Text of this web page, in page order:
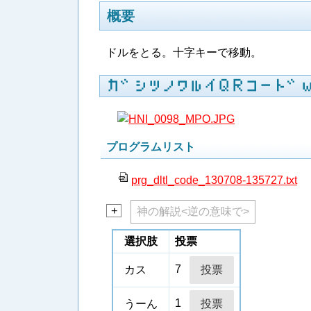
概要
ドルをとる。十字キーで移動。
カ​゛​シ​ツ​ノ​ワ​ル​イ​Ｑ​Ｒ​コ​ー​ト​゛​
プログラムリスト
prg_dltl_code_130708-135727.txt
+ 神の解説<逆の意味で>
選択肢 投票
カス 7
うーん 1